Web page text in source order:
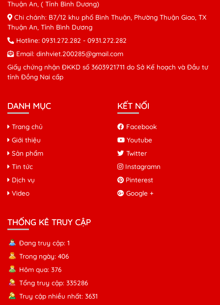
Thuận An, ( Tỉnh Bình Dương)
Chi chánh: B7/12 khu phố Bình Thuận, Phường Thuận Giao, TX
Thuận An, Tỉnh Bình Dương
Hotline: 0931.272.282 - 0931.272.282
Email: dinhviet.200285@gmail.com
Giấy chứng nhận ĐKKD số 3603921711 do Sở Kế hoạch và Đầu tư
tỉnh Đồng Nai cấp
DANH MỤC
Trang chủ
Giới thiệu
Sản phẩm
Tin tức
Dịch vụ
Video
KẾT NỐI
Facebook
Youtube
Twitter
Instagramn
Pinterest
Google +
THỐNG KÊ TRUY CẬP
Đang truy cập: 1
Trong ngày: 406
Hôm qua: 376
Tổng truy cập: 335286
Truy cập nhiều nhất: 3631